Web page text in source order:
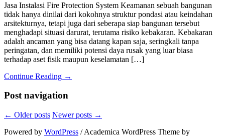
Jasa Instalasi Fire Protection System Keamanan sebuah bangunan
tidak hanya dinilai dari kokohnya struktur pondasi atau keindahan
arsitekturnya, tetapi juga dari seberapa siap bangunan tersebut
menghadapi situasi darurat, terutama risiko kebakaran. Kebakaran
adalah ancaman yang bisa datang kapan saja, seringkali tanpa
peringatan, dan memiliki potensi daya rusak yang luar biasa
terhadap aset fisik maupun keselamatan […]
Continue Reading →
Post navigation
← Older posts Newer posts →
Powered by WordPress / Academica WordPress Theme by